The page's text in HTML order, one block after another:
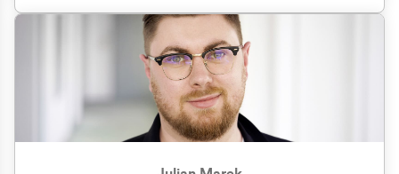
gehören Sie?
Privatkunde (inkl. MwSt.)
Geschäftskunde (exkl. MwSt.)